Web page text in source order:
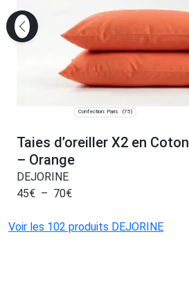
Confection: Paris (75)
Taies d’oreiller X2 en Coton
– Orange
DEJORINE
45€ – 70€
Voir les 102 produits DEJORINE